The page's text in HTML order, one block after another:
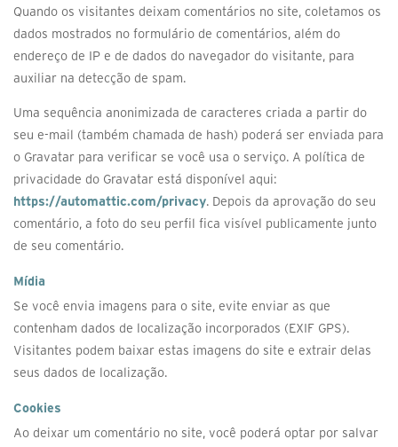
Quando os visitantes deixam comentários no site, coletamos os
dados mostrados no formulário de comentários, além do
endereço de IP e de dados do navegador do visitante, para
auxiliar na detecção de spam.
Uma sequência anonimizada de caracteres criada a partir do
seu e-mail (também chamada de hash) poderá ser enviada para
o Gravatar para verificar se você usa o serviço. A política de
privacidade do Gravatar está disponível aqui:
https://automattic.com/privacy. Depois da aprovação do seu
comentário, a foto do seu perfil fica visível publicamente junto
de seu comentário.
Mídia
Se você envia imagens para o site, evite enviar as que
contenham dados de localização incorporados (EXIF GPS).
Visitantes podem baixar estas imagens do site e extrair delas
seus dados de localização.
Cookies
Ao deixar um comentário no site, você poderá optar por salvar